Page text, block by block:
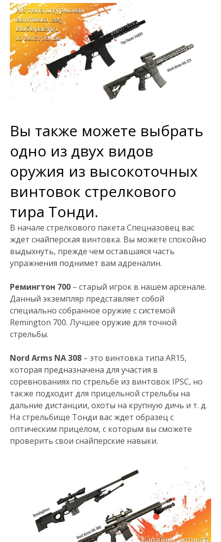
Вы также можете выбрать
одно из двух видов
оружия из высокоточных
винтовок стрелкового
тира Тонди.
В начале стрелкового пакета Спецназовец вас
ждет снайперская винтовка. Вы можете спокойно
выдыхнуть, прежде чем оставшаяся часть
упражнения поднимет вам адреналин.
Ремингтон 700 – старый игрок в нашем арсенале.
Данный экземпляр представляет собой
специально собранное оружие с системой
Remington 700. Лучшее оружие для точной
стрельбы.
Nord Arms NA 308 – это винтовка типа AR15,
которая предназначена для участия в
соревнованиях по стрельбе из винтовок IPSC, но
также подходит для прицельной стрельбы на
дальние дистанции, охоты на крупную дичь и т. д.
На стрельбище Тонди вас ждет образец с
оптическим прицелом, с которым вы сможете
проверить свои снайперские навыки.